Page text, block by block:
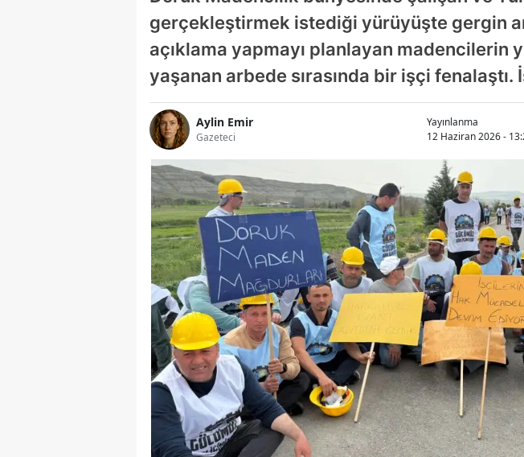
gerçekleştirmek istediği yürüyüşte gergin
açıklama yapmayı planlayan madencilerin
yaşanan arbede sırasında bir işçi
Aylin Emir
Gazeteci
Yayınlanma
12 Haziran 2026 -